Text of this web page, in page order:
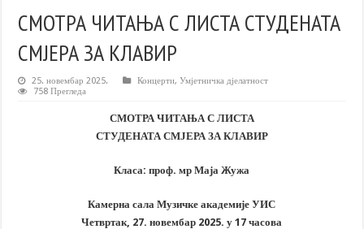
СМОТРА ЧИТАЊА С ЛИСТА СТУДЕНАТА
СМЈЕРА ЗА КЛАВИР
25. новембар 2025. Концерти,Умјетничка дјелатност
758 Прегледа
СМОТРА ЧИТАЊА С ЛИСТА
СТУДЕНАТА СМЈЕРА ЗА КЛАВИР
Класа: проф. мр Маја Жужа
Камерна сала Музичке академије УИС
Четвртак, 27. новембар 2025. у 17 часова